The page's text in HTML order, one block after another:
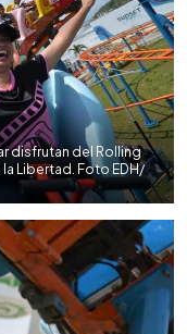
disfrutan del Rolling
Libertad. Foto EDH/